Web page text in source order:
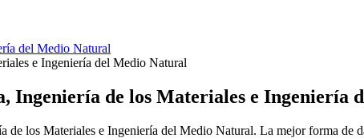
del Medio Natural
e Ingeniería del Medio Natural
Ingeniería de los Materiales e Ingeniería
los Materiales e Ingeniería del Medio Natural. La mejor forma de